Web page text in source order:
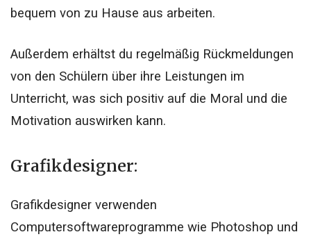
bequem von zu Hause aus arbeiten.
Außerdem erhältst du regelmäßig Rückmeldungen
von den Schülern über ihre Leistungen im
Unterricht, was sich positiv auf die Moral und die
Motivation auswirken kann.
Grafikdesigner:
Grafikdesigner verwenden
Computersoftwareprogramme wie Photoshop und